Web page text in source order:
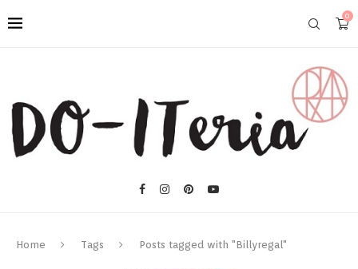
0
Home Tags Posts tagged with "Billyregal"